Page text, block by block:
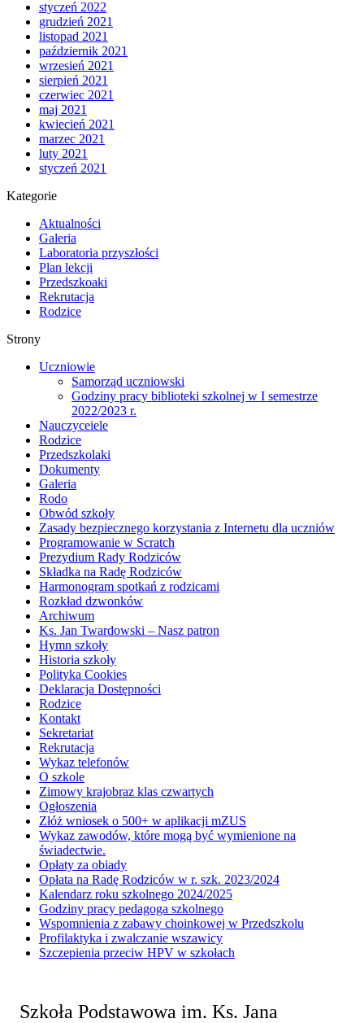
styczeń 2022
grudzień 2021
listopad 2021
październik 2021
wrzesień 2021
sierpień 2021
czerwiec 2021
maj 2021
kwiecień 2021
marzec 2021
luty 2021
styczeń 2021
Kategorie
Aktualności
Galeria
Laboratoria przyszłości
Plan lekcji
Przedszkoaki
Rekrutacja
Rodzice
Strony
Uczniowie
Samorząd uczniowski
Godziny pracy biblioteki szkolnej w I semestrze
2022/2023 r.
Nauczyceiele
Rodzice
Przedszkolaki
Dokumenty
Galeria
Rodo
Obwód szkoły
Zasady bezpiecznego korzystania z Internetu dla uczniów
Programowanie w Scratch
Prezydium Rady Rodziców
Składka na Radę Rodziców
Harmonogram spotkań z rodzicami
Rozkład dzwonków
Archiwum
Ks. Jan Twardowski – Nasz patron
Hymn szkoły
Historia szkoły
Polityka Cookies
Deklaracja Dostępności
Rodzice
Kontakt
Sekretariat
Rekrutacja
Wykaz telefonów
O szkole
Zimowy krajobraz klas czwartych
Ogłoszenia
Złóż wniosek o 500+ w aplikacji mZUS
Wykaz zawodów, które mogą być wymienione na
świadectwie.
Opłaty za obiady
Opłata na Radę Rodziców w r. szk. 2023/2024
Kalendarz roku szkolnego 2024/2025
Godziny pracy pedagoga szkolnego
Wspomnienia z zabawy choinkowej w Przedszkolu
Profilaktyka i zwalczanie wszawicy
Szczepienia przeciw HPV w szkołach
Szkoła Podstawowa im. Ks. Jana